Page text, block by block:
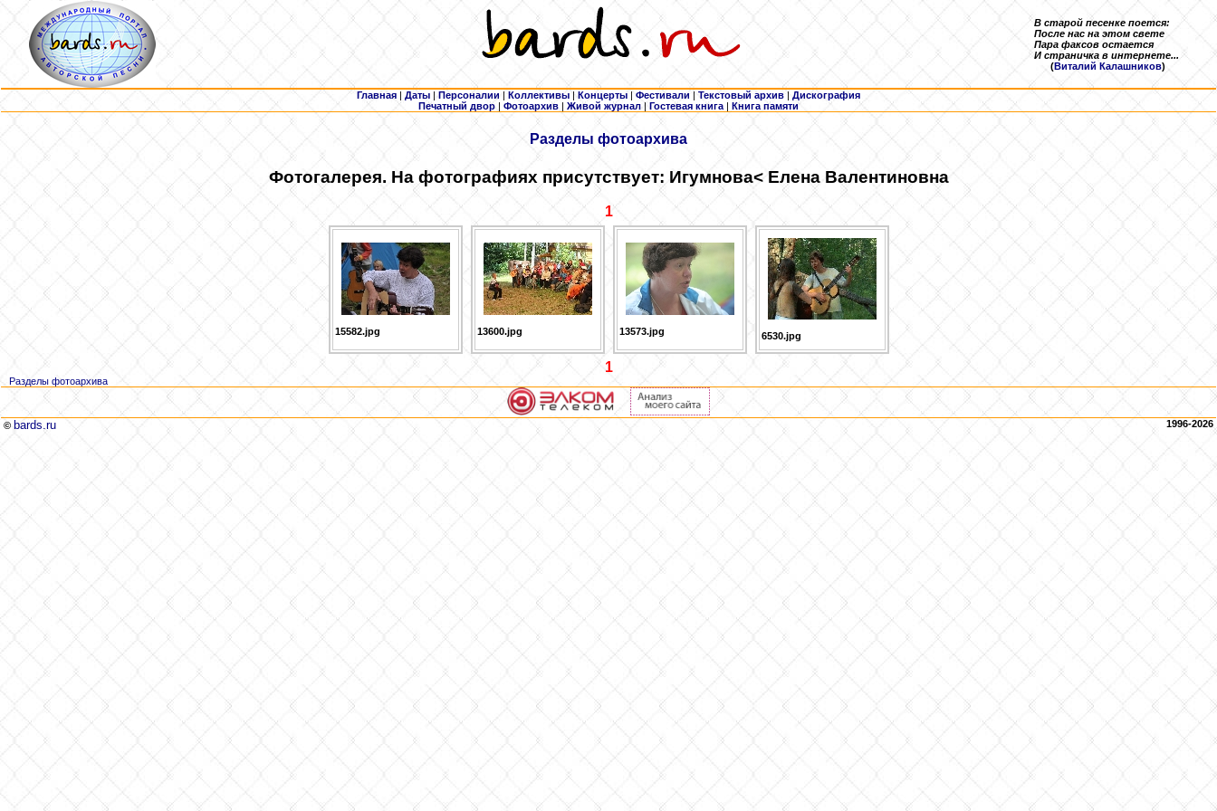
В старой песенке поется:
После нас на этом свете
Пара факсов остается
И страничка в интернете...
(Виталий Калашников)
Главная | Даты | Персоналии | Коллективы | Концерты | Фестивали | Текстовый архив | Дискография
Печатный двор | Фотоархив | Живой журнал |Гостевая книга | Книга памяти
Разделы фотоархива
Фотогалерея. На фотографиях присутствует: Игумнова< Елена Валентиновна
1
15582.jpg 13600.jpg 13573.jpg 6530.jpg
1
Разделы фотоархива
© bards.ru 1996-2026